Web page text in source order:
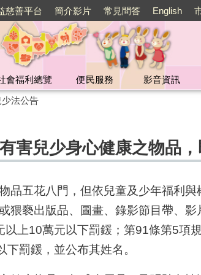
慈善平台 簡介影片 常見問答 English
會福利總覽 便民服務 影音資訊
法公告
害兒少身心健康之物品
品五花八門，但依兒童及少年福利
猥褻出版品、圖畫、錄影節目帶、
上10萬元以下罰鍰；第91條第5項
罰鍰，並公布其姓名。